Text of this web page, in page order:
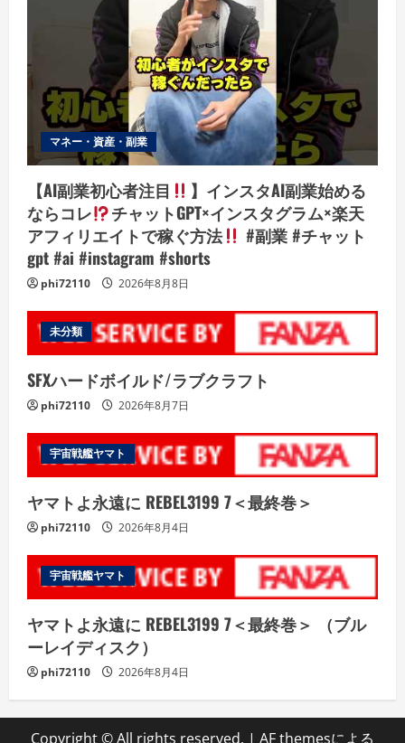
マネー・資産・副業
【AI副業初心者注目
】インスタAI副業始める
ならコレ
チャットGPT×インスタグラム×楽天
アフィリエイトで稼ぐ方法
#副業 #チャット
gpt #ai #instagram #shorts
phi72110 2026年8月8日
未分類
SFXハードボイルド/ラブクラフト
phi72110 2026年8月7日
宇宙戦艦ヤマト
ヤマトよ永遠に REBEL3199 7＜最終巻＞
phi72110 2026年8月4日
宇宙戦艦ヤマト
ヤマトよ永遠に REBEL3199 7＜最終巻＞ （ブル
ーレイディスク）
phi72110 2026年8月4日
Copyright © All rights reserved. | AF themesによる